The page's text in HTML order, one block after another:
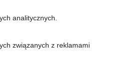
analitycznych.
związanych z reklamami